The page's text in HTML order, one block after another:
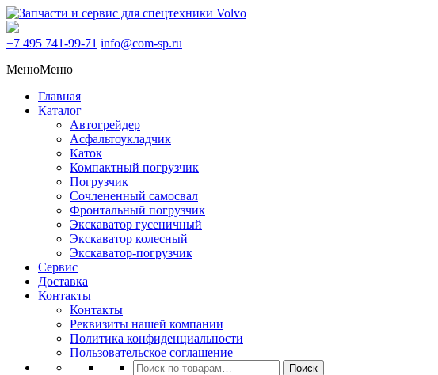
+7 495 741-99-71 info@com-sp.ru
МенюМеню
Главная
Каталог
Автогрейдер
Асфальтоукладчик
Каток
Компактный погрузчик
Погрузчик
Сочлененный самосвал
Фронтальный погрузчик
Экскаватор гусеничный
Экскаватор колесный
Экскаватор-погрузчик
Сервис
Доставка
Контакты
Контакты
Реквизиты нашей компании
Политика конфиденциальности
Пользовательское соглашение
Искать:
Поиск